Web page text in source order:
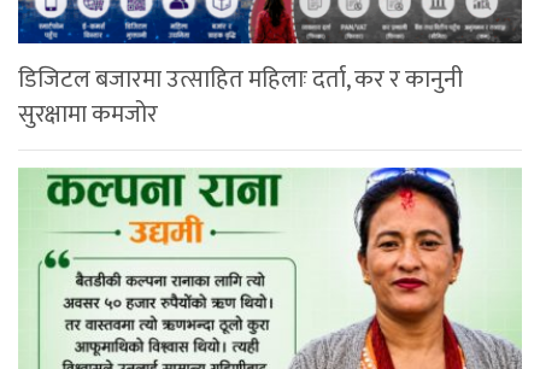
डिजिटल बजारमा उत्साहित महिलाः दर्ता, कर र कानुनी
सुरक्षामा कमजोर